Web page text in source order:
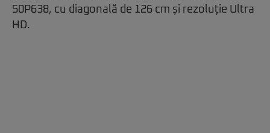
50P638, cu diagonală de 126 cm și rezoluție Ultra
HD.